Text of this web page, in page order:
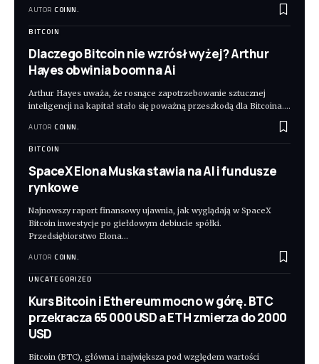
AUTOR COINN.
BITCOIN
Dlaczego Bitcoin nie wzrósł wyżej? Arthur
Hayes obwinia boom na Ai
Arthur Hayes uważa, że rosnące zapotrzebowanie sztucznej
inteligencji na kapitał stało się poważną przeszkodą dla Bitcoina.…
AUTOR COINN.
BITCOIN
SpaceX Elona Muska stawia na AI i fundusze
rynkowe
Najnowszy raport finansowy ujawnia, jak wyglądają w SpaceX
Bitcoin inwestycje po giełdowym debiucie spółki.
Przedsiębiorstwo Elona…
AUTOR COINN.
UNCATEGORIZED
Kurs Bitcoin i Ethereum mocno w górę. BTC
przekracza 65 000 USD a ETH zmierza do 2000
USD
Bitcoin (BTC), główna i największa pod względem wartości